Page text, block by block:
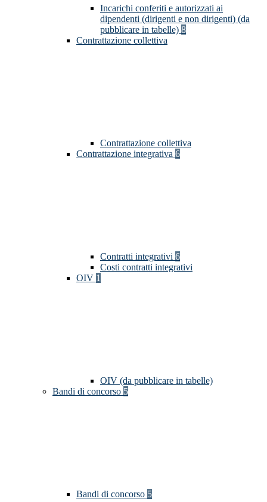
Incarichi conferiti e autorizzati ai
dipendenti (dirigenti e non dirigenti) (da
pubblicare in tabelle) 8
Contrattazione collettiva
Contrattazione collettiva
Contrattazione integrativa 6
Contratti integrativi 6
Costi contratti integrativi
OIV 1
OIV (da pubblicare in tabelle)
Bandi di concorso 5
Bandi di concorso 5